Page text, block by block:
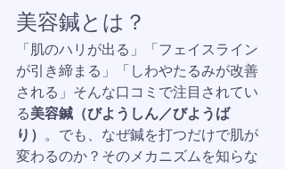
美容鍼とは？
「肌のハリが出る」「フェイスライン
が引き締まる」「しわやたるみが改善
される」そんな口コミで注目されてい
る美容鍼（びようしん／びようば
り）
。でも、なぜ鍼を打つだけで肌が
変わるのか？そのメカニズムを知らな